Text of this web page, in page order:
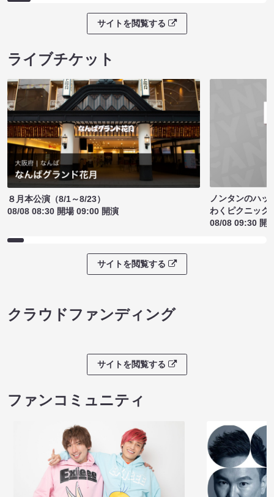
サイトを閲覧する
ライブチケット
８月本公演（8/1～8/23）
08/08 08:30 開場 09:00 開演
ノンタンのハッ
わくピクニック
08/08 09:30 開
サイトを閲覧する
クラウドファンディング
サイトを閲覧する
ファンコミュニティ